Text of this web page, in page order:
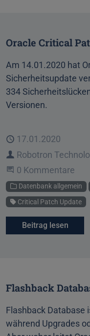
Oracle Critical
Am 14.01.2020 hat
Sicherheitsupdate
334
Versionen.
Veröffentlicht
17.01.2020
Autor
Robotron
Beginne eine
0 Kommentare
Kategorien
Datenbank allgemein
Schlagwort
Critical Patch Update
Beitrag lesen
Flashback
Flashback Database
während Upgrades